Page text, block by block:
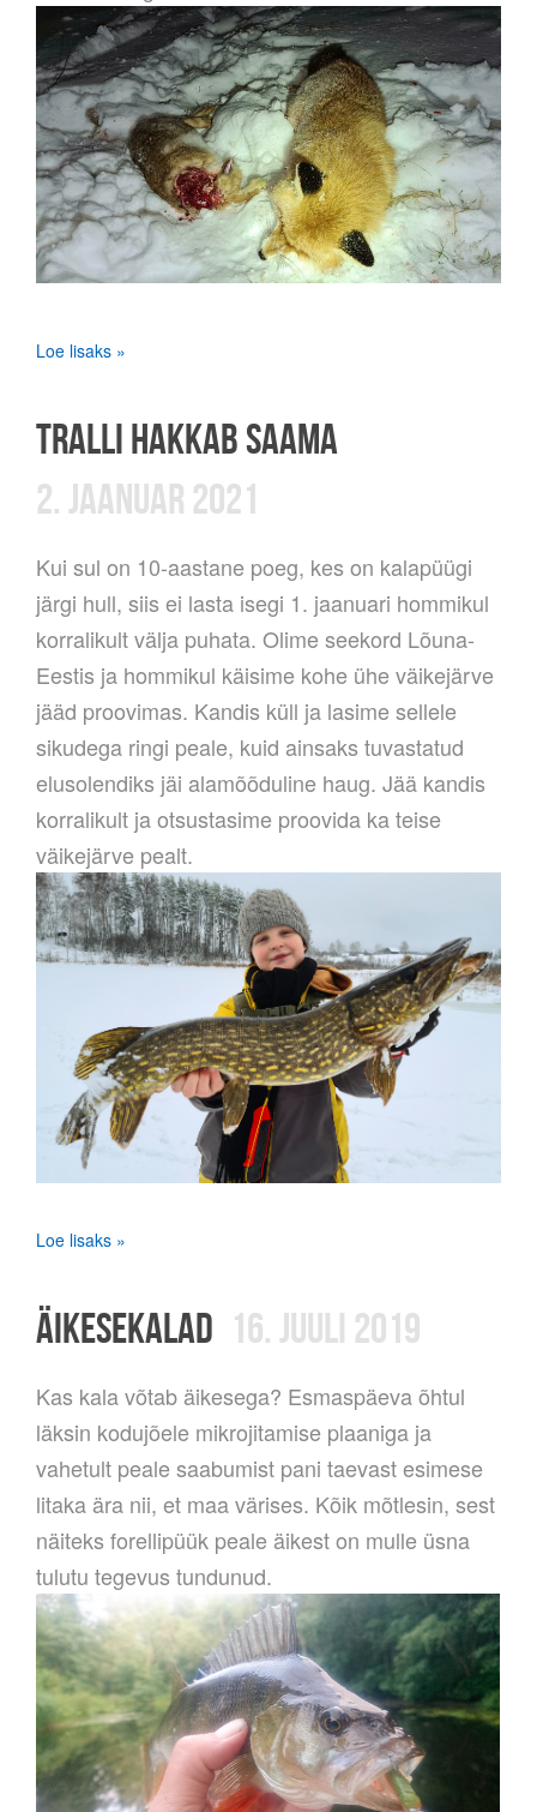
Loe lisaks »
TRALLI HAKKAB SAAMA
2. JAANUAR 2021
Kui sul on 10-aastane poeg, kes on kalapüügi
järgi hull, siis ei lasta isegi 1. jaanuari hommikul
korralikult välja puhata. Olime seekord Lõuna-
Eestis ja hommikul käisime kohe ühe väikejärve
jääd proovimas. Kandis küll ja lasime sellele
sikudega ringi peale, kuid ainsaks tuvastatud
elusolendiks jäi alamõõduline haug. Jää kandis
korralikult ja otsustasime proovida ka teise
väikejärve pealt.
Loe lisaks »
ÄIKESEKALAD 16. JUULI 2019
Kas kala võtab äikesega? Esmaspäeva õhtul
läksin kodujõele mikrojitamise plaaniga ja
vahetult peale saabumist pani taevast esimese
litaka ära nii, et maa värises. Kõik mõtlesin, sest
näiteks forellipüük peale äikest on mulle üsna
tulutu tegevus tundunud.